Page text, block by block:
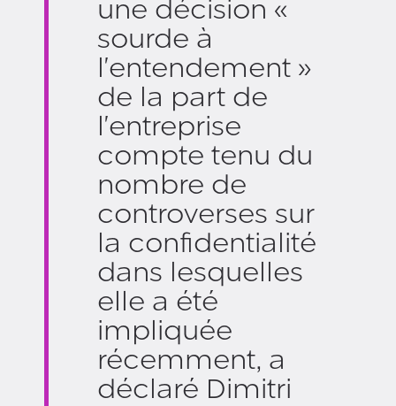
une décision «
sourde à
l'entendement »
de la part de
l'entreprise
compte tenu du
nombre de
controverses sur
la confidentialité
dans lesquelles
elle a été
impliquée
récemment, a
déclaré Dimitri